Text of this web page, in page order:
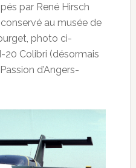
par René Hirsch
au musée de
photo ci-
20 Colibri (désormais
d’Angers-